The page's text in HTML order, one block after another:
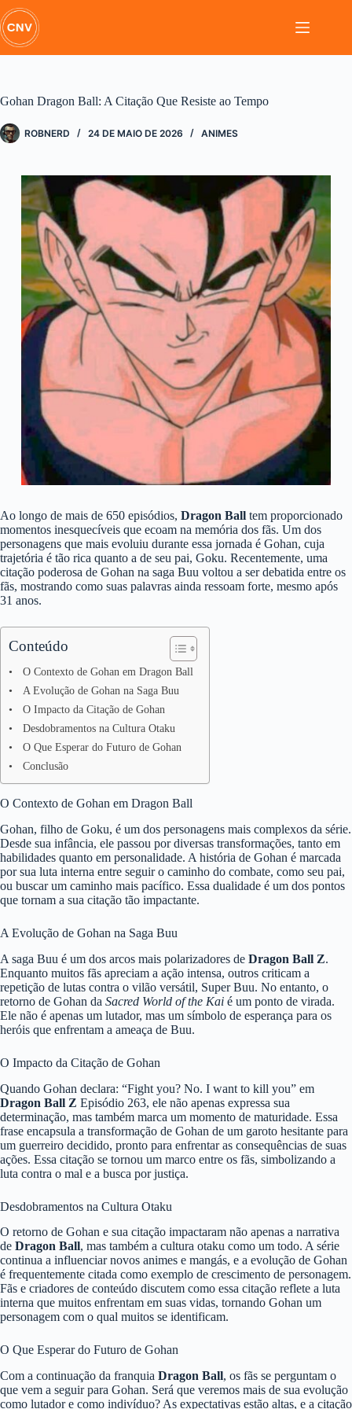
Pular
para
o
conteúdo
Gohan Dragon Ball: A Citação Que Resiste ao Tempo
ROBNERD 24 DE MAIO DE 2026 ANIMES
Ao longo de mais de 650 episódios, Dragon Ball tem proporcionado
momentos inesquecíveis que ecoam na memória dos fãs. Um dos
personagens que mais evoluiu durante essa jornada é Gohan, cuja
trajetória é tão rica quanto a de seu pai, Goku. Recentemente, uma
citação poderosa de Gohan na saga Buu voltou a ser debatida entre os
fãs, mostrando como suas palavras ainda ressoam forte, mesmo após
31 anos.
Conteúdo
O Contexto de Gohan em Dragon Ball
A Evolução de Gohan na Saga Buu
O Impacto da Citação de Gohan
Desdobramentos na Cultura Otaku
O Que Esperar do Futuro de Gohan
Conclusão
O Contexto de Gohan em Dragon Ball
Gohan, filho de Goku, é um dos personagens mais complexos da série.
Desde sua infância, ele passou por diversas transformações, tanto em
habilidades quanto em personalidade. A história de Gohan é marcada
por sua luta interna entre seguir o caminho do combate, como seu pai,
ou buscar um caminho mais pacífico. Essa dualidade é um dos pontos
que tornam a sua citação tão impactante.
A Evolução de Gohan na Saga Buu
A saga Buu é um dos arcos mais polarizadores de Dragon Ball Z.
Enquanto muitos fãs apreciam a ação intensa, outros criticam a
repetição de lutas contra o vilão versátil, Super Buu. No entanto, o
retorno de Gohan da Sacred World of the Kai é um ponto de virada.
Ele não é apenas um lutador, mas um símbolo de esperança para os
heróis que enfrentam a ameaça de Buu.
O Impacto da Citação de Gohan
Quando Gohan declara: “Fight you? No. I want to kill you” em
Dragon Ball Z Episódio 263, ele não apenas expressa sua
determinação, mas também marca um momento de maturidade. Essa
frase encapsula a transformação de Gohan de um garoto hesitante para
um guerreiro decidido, pronto para enfrentar as consequências de suas
ações. Essa citação se tornou um marco entre os fãs, simbolizando a
luta contra o mal e a busca por justiça.
Desdobramentos na Cultura Otaku
O retorno de Gohan e sua citação impactaram não apenas a narrativa
de Dragon Ball, mas também a cultura otaku como um todo. A série
continua a influenciar novos animes e mangás, e a evolução de Gohan
é frequentemente citada como exemplo de crescimento de personagem.
Fãs e criadores de conteúdo discutem como essa citação reflete a luta
interna que muitos enfrentam em suas vidas, tornando Gohan um
personagem com o qual muitos se identificam.
O Que Esperar do Futuro de Gohan
Com a continuação da franquia Dragon Ball, os fãs se perguntam o
que vem a seguir para Gohan. Será que veremos mais de sua evolução
como lutador e como indivíduo? As expectativas estão altas, e a citação